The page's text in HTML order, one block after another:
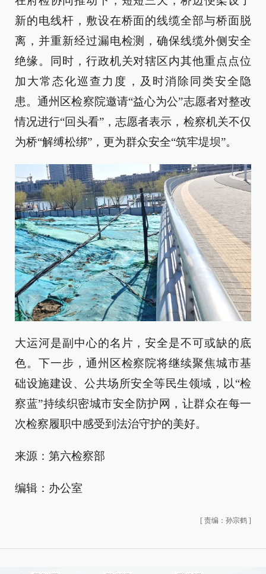
新的电线杆，敷设在桥面的线缆全部与桥面脱
离，并重新经过漏电检测，确保线缆外侧安全
绝缘。同时，行政机关对辖区内其他重点点位
加大常态化巡查力度，及时消除同类安全隐
患。通州区检察院邀请“益心为公”志愿者对整改
情况进行“回头看”，志愿者表示，检察机关不仅
为桥“解缚松绑”，更为群众安全“筑牢堤坝”。
大运河是副中心的名片，安全是不可或缺的底
色。下一步，通州区检察院将继续聚焦城市基
础设施建设、公共场所安全等民生领域，以“检
察蓝”持续织密城市安全防护网，让群众在每一
次检察履职中感受到法治守护的美好。
来源：第六检察部
编辑：办公室
[ 责编：孙宗鹤 ]